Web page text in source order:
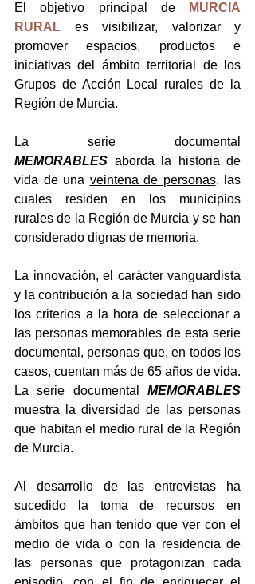
El objetivo principal de
MURCIA
RURAL
es visibilizar, valorizar y
promover espacios, productos e
iniciativas del ámbito territorial de los
Grupos de Acción Local rurales de la
Región de Murcia.
MEMORABLES aborda la historia de
vida de una veintena de personas, las
cuales residen en los municipios
rurales de la Región de Murcia y se han
considerado dignas de memoria.
La innovación, el carácter vanguardista
y la contribución a la sociedad han sido
los criterios a la hora de seleccionar a
las personas memorables de esta serie
documental, personas que, en todos los
casos, cuentan más de 65 años de vida.
La serie documental
muestra la diversidad de las personas
que habitan el medio rural de la Región
de Murcia.
Al desarrollo de las entrevistas ha
sucedido la toma de recursos en
ámbitos que han tenido que ver con el
medio de vida o con la residencia de
las personas que protagonizan cada